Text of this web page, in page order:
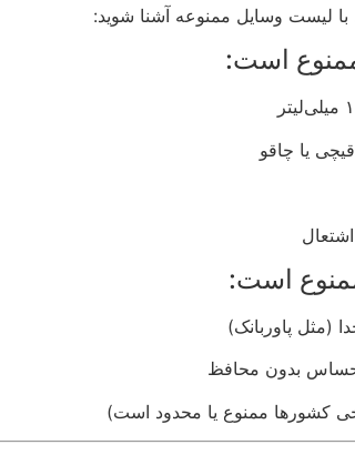
با لیست وسایل ممنوعه آشنا شوید:
است:
یا چاقو
است:
(مثل پاوربانک)
حساس بدون محافظ
کشورها ممنوع یا محدود است)